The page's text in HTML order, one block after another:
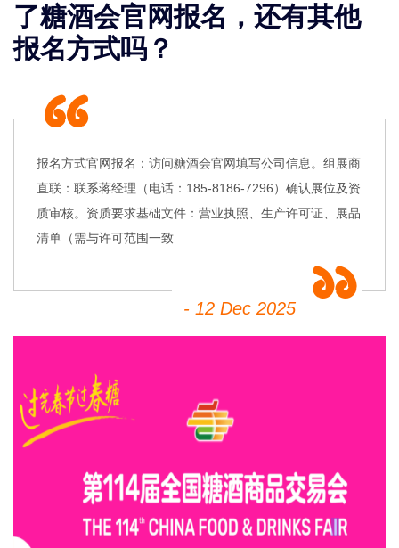
了糖酒会官网报名，还有其他
报名方式吗？
报名方式官网报名‌：访问糖酒会官网填写公司信息‌。组展商
直联‌：联系蒋经理（电话：185-8186-7296）确认展位及资
质审核‌。资质要求基础文件‌：营业执照、生产许可证、展品
清单（需与许可范围一致
- 12 Dec 2025